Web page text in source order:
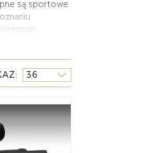
są sportowe
w wersjach z
wykończone w
z każdego